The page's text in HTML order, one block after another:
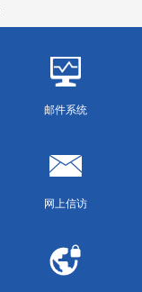
邮件系统
网上信访